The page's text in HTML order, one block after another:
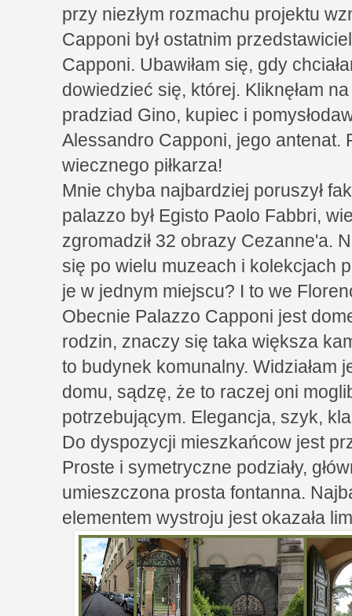
przy niezłym rozmachu projektu
Capponi był ostatnim
Capponi. Ubawiłam się, gdy
dowiedzieć się, której. Kliknęłam
pradziad Gino, kupiec i
Alessandro Capponi, jego antenat.
wiecznego piłkarza!
Mnie chyba najbardziej poruszył
palazzo był Egisto Paolo Fabbri,
zgromadził 32 obrazy Cezanne'a.
się po wielu muzeach i kolekcjach
je w jednym miejscu? I to we
Obecnie Palazzo Capponi jest
rodzin, znaczy się taka większa
to budynek komunalny. Widziałam
domu, sądzę, że to raczej oni
potrzebującym. Elegancja, szyk,
Do dyspozycji mieszkańcow jest
Proste i symetryczne podziały,
umieszczona prosta fontanna.
elementem wystroju jest okazała